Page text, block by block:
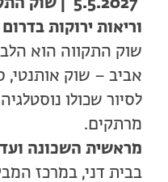
וריאות ירוקות
שוק התקווה הוא
אביב – שוק אותנטי,
לסיור שכולו
מרתקים.
מראשית השכונה
בבית דני, במרכז